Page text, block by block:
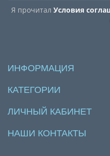
Я прочитал Условия
ИНФОРМАЦИЯ
КАТЕГОРИИ
ЛИЧНЫЙ КАБИНЕТ
НАШИ КОНТАКТЫ